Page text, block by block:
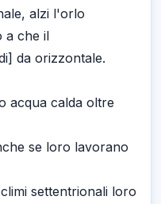
alzi l'orlo
a che il
da orizzontale.
acqua calda oltre
se loro lavorano
settentrionali loro